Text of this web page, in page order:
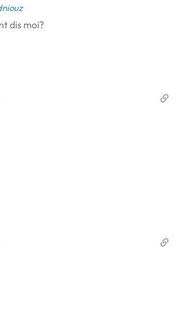
dis moi?